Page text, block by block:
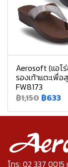
Aerosoft (แอโ
รองเท้าแตะเพื่
FW8173
฿1,150 ฿633
โทร: 02 337 0015